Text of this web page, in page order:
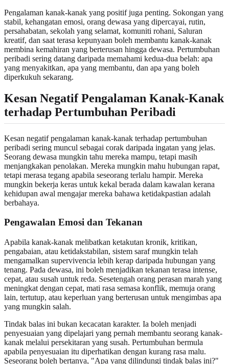
Pengalaman kanak-kanak yang positif juga penting. Sokongan yang
stabil, kehangatan emosi, orang dewasa yang dipercayai, rutin,
persahabatan, sekolah yang selamat, komuniti rohani, Saluran
kreatif, dan saat terasa kepunyaan boleh membantu kanak-kanak
membina kemahiran yang berterusan hingga dewasa. Pertumbuhan
peribadi sering datang daripada memahami kedua-dua belah: apa
yang menyakitkan, apa yang membantu, dan apa yang boleh
diperkukuh sekarang.
Kesan Negatif Pengalaman Kanak-Kanak
terhadap Pertumbuhan Peribadi
Kesan negatif pengalaman kanak-kanak terhadap pertumbuhan
peribadi sering muncul sebagai corak daripada ingatan yang jelas.
Seorang dewasa mungkin tahu mereka mampu, tetapi masih
menjangkakan penolakan. Mereka mungkin mahu hubungan rapat,
tetapi merasa tegang apabila seseorang terlalu hampir. Mereka
mungkin bekerja keras untuk kekal berada dalam kawalan kerana
kehidupan awal mengajar mereka bahawa ketidakpastian adalah
berbahaya.
Pengawalan Emosi dan Tekanan
Apabila kanak-kanak melibatkan ketakutan kronik, kritikan,
pengabaian, atau ketidakstabilan, sistem saraf mungkin telah
mengamalkan supervivencia lebih kerap daripada hubungan yang
tenang. Pada dewasa, ini boleh menjadikan tekanan terasa intense,
cepat, atau susah untuk reda. Sesetengah orang perasan marah yang
meningkat dengan cepat, mati rasa semasa konflik, memuja orang
lain, tertutup, atau keperluan yang berterusan untuk mengimbas apa
yang mungkin salah.
Tindak balas ini bukan kecacatan karakter. Ia boleh menjadi
penyesuaian yang dipelajari yang pernah membantu seorang kanak-
kanak melalui persekitaran yang susah. Pertumbuhan bermula
apabila penyesuaian itu diperhatikan dengan kurang rasa malu.
Seseorang boleh bertanya, "Apa yang dilindungi tindak balas ini?"